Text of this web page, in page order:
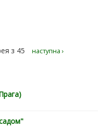
з 45 наступна ›